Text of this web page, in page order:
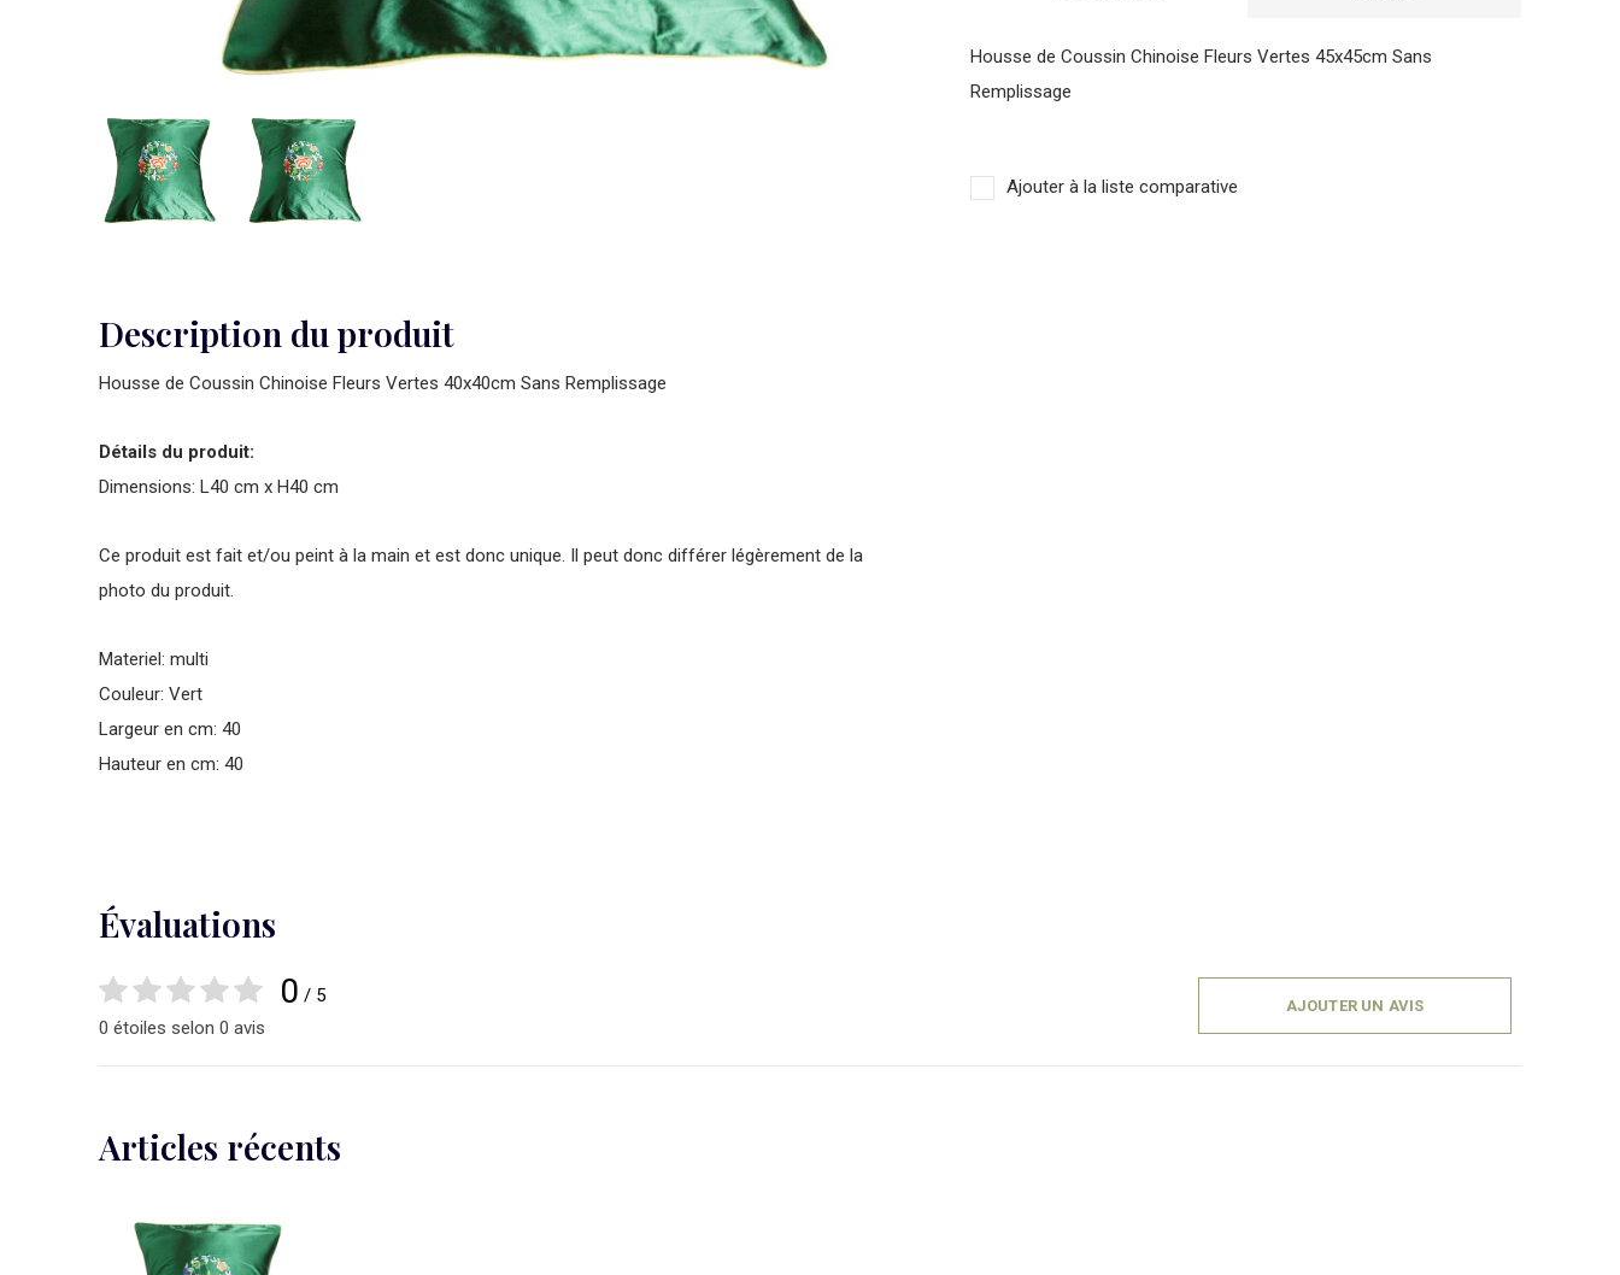
Housse de Coussin Chinoise Fleurs Vertes 45x45cm Sans
Remplissage
Ajouter à la liste comparative
Description du produit
Housse de Coussin Chinoise Fleurs Vertes 40x40cm Sans Remplissage
Détails du produit:
Dimensions: L40 cm x H40 cm
Ce produit est fait et/ou peint à la main et est donc unique. Il peut donc différer légèrement de la
photo du produit.
Materiel: multi
Couleur: Vert
Largeur en cm: 40
Hauteur en cm: 40
Évaluations
0 / 5
0 étoiles selon 0 avis
AJOUTER UN AVIS
Articles récents